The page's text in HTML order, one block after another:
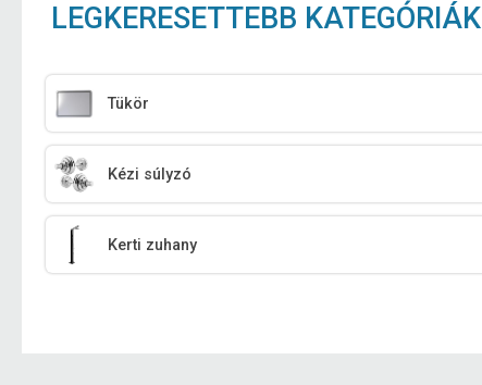
LEGKERESETTEBB KATEGÓRIÁK
Tükör
Kézi súlyzó
Kerti zuhany